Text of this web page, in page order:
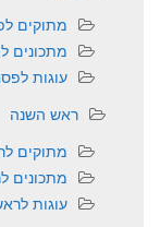
מתוקים
מתכונים
עוגות
ראש השנה
מתוקים
מתכונים
עוגות